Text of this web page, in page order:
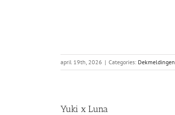
april 19th, 2026 | Categories: Dekmeldingen
Yuki x Luna